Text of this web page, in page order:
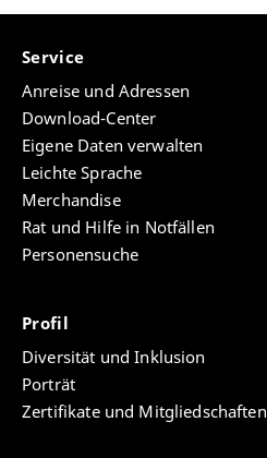
Service
Anreise und Adressen
Download-Center
Eigene Daten verwalten
Leichte Sprache
Merchandise
Rat und Hilfe in Notfällen
Personensuche
Profil
Diversität und Inklusion
Porträt
Zertifikate und Mitgliedschaften